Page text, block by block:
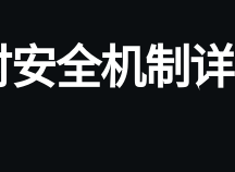
全机制详